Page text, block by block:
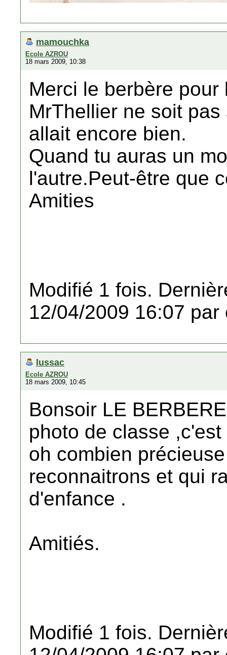
mamouchka
Ecole AZROU
18 mars 2009, 10:38
Merci le berbère
MrThellier ne soit
allait encore bien.
Quand tu auras un
l'autre.Peut-être que
Amities
Modifié 1 fois.
12/04/2009 16:07 par
lussac
Ecole AZROU
18 mars 2009, 10:45
Bonsoir LE
photo de classe
oh combien
reconnaitrons et qui
d'enfance .
Amitiés.
Modifié 1 fois.